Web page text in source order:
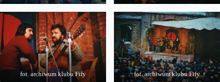
fot. archiwum klubu Fify fot. archiwum klubu Fify